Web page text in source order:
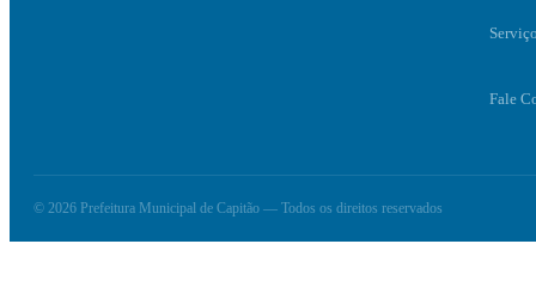
Fale
© 2026 Prefeitura Municipal de Capitão — Todos os direitos reservados